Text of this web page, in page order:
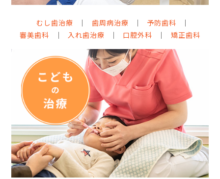
むし歯治療 歯周病治療
予防歯科
審美歯科
入れ歯治療 口腔外科 矯正歯科